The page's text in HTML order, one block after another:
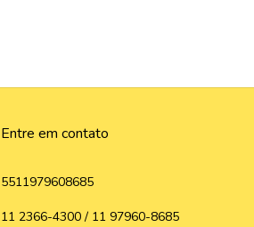
Entre em contato
5511979608685
11 2366-4300 / 11 97960-8685